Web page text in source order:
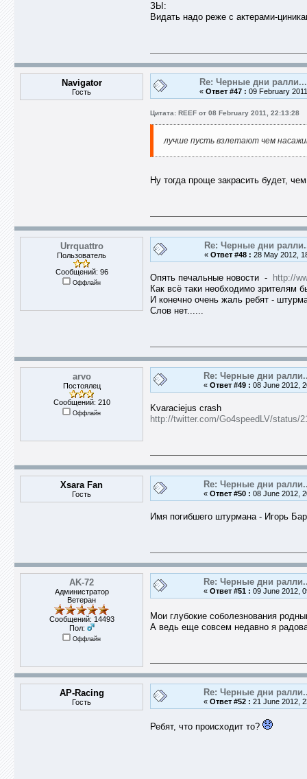
ЗЫ:
Видать надо реже с актерами-
Navigator
Гость
Re: Черные дни ралли...
« Ответ #47 : 09 February
Цитата: REEF от 08 February 2011, 22:13:28
лучше пусть взлетают чем
Ну тогда проще закрасить будет,
Urrquattro
Пользователь
Сообщений: 96
Оффлайн
Re: Черные дни
« Ответ #48 : 28 May 2012,
Опять печальные новости -
http://
Как всё таки необходимо зрителям
И конечно очень жаль ребят -
Слов нет......
arvo
Постоялец
Сообщений: 210
Оффлайн
Re: Черные дни
« Ответ #49 : 08 June 2012,
Kvaraciejus crash
http://twitter.com/Go4speedLV/status/
Xsara Fan
Гость
Re: Черные дни
« Ответ #50 : 08 June 2012,
Имя погибшего штурмана - Игорь
AK-72
Администратор
Ветеран
Сообщений: 14493
Пол:
Оффлайн
Re: Черные дни
« Ответ #51 : 09 June 2012,
Мои глубокие соболезнования
А ведь еще совсем недавно я
AP-Racing
Гость
Re: Черные дни
« Ответ #52 : 21 June 2012,
Ребят, что происходит то?